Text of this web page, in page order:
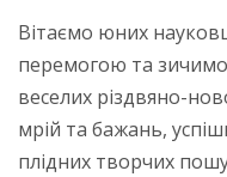
Вітаємо юних
перемогою та зичимо
веселих різдвяно-
мрій та бажань,
плідних творчих